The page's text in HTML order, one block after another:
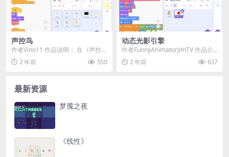
声控鸟
作者Vino11 作品说明： 在《声控
鸟》中，玩家通过声音来控制小鸟
的跳跃，带来...
2 年前 550
动态光影引擎
作者FunnyAnimatorJimTV 作品介
绍： 《动态光影引擎》是一款视
觉...2 年前 637
最新资源
梦魇之夜
《线性》